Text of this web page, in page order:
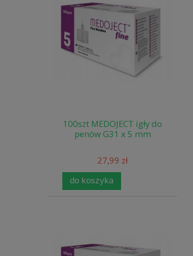
100szt MEDOJECT igły do
penów G31 x 5 mm
27,99 zł
do koszyka